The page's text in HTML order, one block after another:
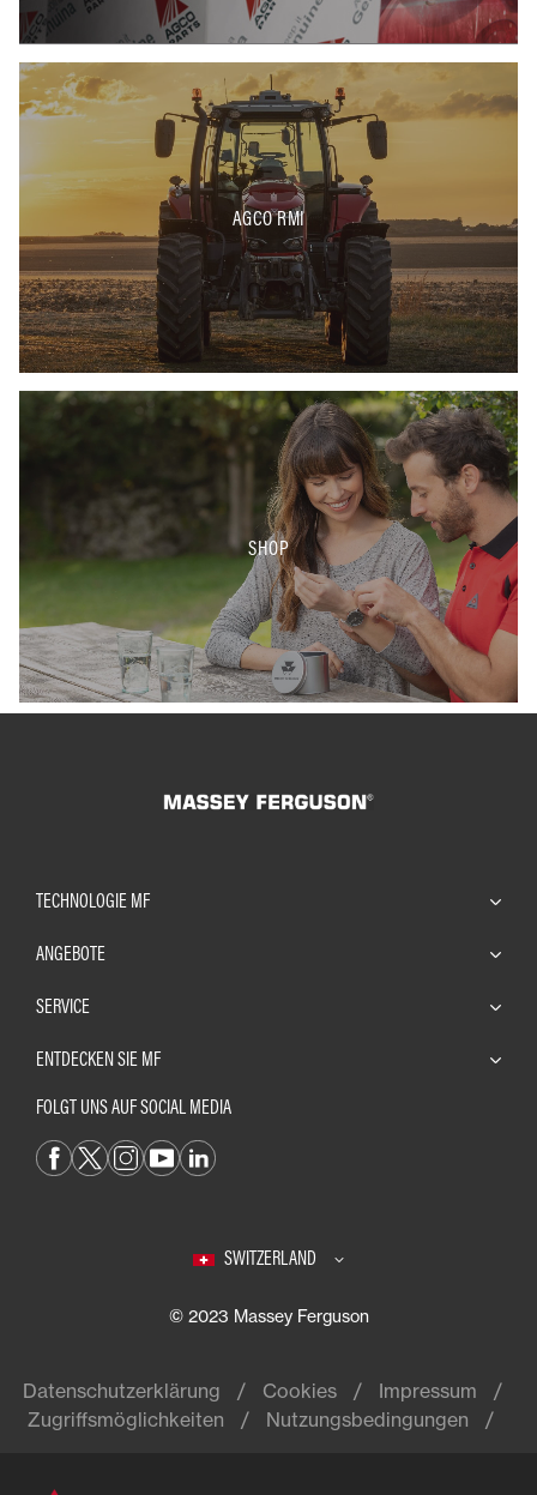
AGCO RMI
SHOP
TECHNOLOGIE MF
ANGEBOTE
SERVICE
ENTDECKEN SIE MF
FOLGT UNS AUF SOCIAL MEDIA
SWITZERLAND
© 2023 Massey Ferguson
Datenschutzerklärung Cookies
Impressum
Zugriffsmöglichkeiten
Nutzungsbedingungen